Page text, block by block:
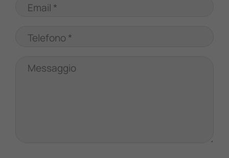
Email *
Telefono *
Messaggio